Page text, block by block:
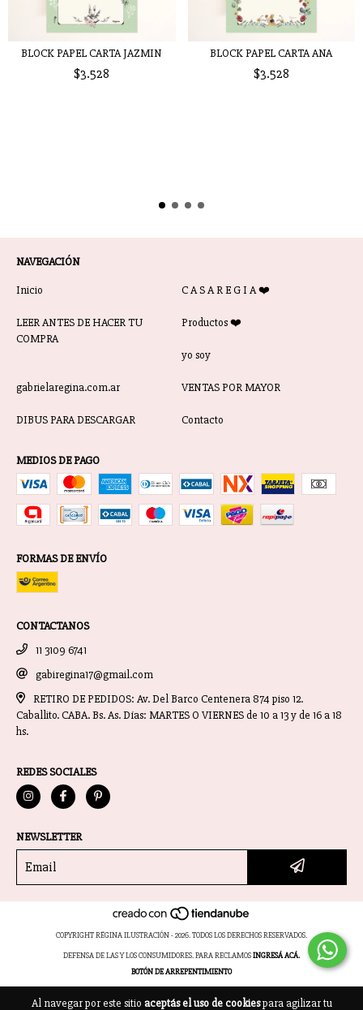
Al navegar por este sitio aceptás el uso de cookiespara agilizar tu
BLOCK PAPEL CARTA JAZMIN
$3.528
BLOCK PAPEL CARTA ANA
$3.528
NAVEGACIÓN
Inicio C A S A R E G I A ❤️
LEER ANTES DE HACER TU
COMPRA
Productos ❤️
yo soy
gabrielaregina.com.ar VENTAS POR MAYOR
DIBUS PARA DESCARGAR Contacto
MEDIOS DE PAGO
FORMAS DE ENVÍO
CONTACTANOS
11 3109 6741
gabiregina17@gmail.com
RETIRO DE PEDIDOS: Av. Del Barco Centenera 874 piso 12.
Caballito. CABA. Bs. As. Días: MARTES O VIERNES de 10 a 13 y de 16 a 18
hs.
REDES SOCIALES
NEWSLETTER
COPYRIGHT RËGINA ILUSTRACIÓN - 2026. TODOS LOS DERECHOS RESERVADOS.
DEFENSA DE LAS Y LOS CONSUMIDORES. PARA RECLAMOSINGRESÁ ACÁ.
BOTÓN DE ARREPENTIMIENTO